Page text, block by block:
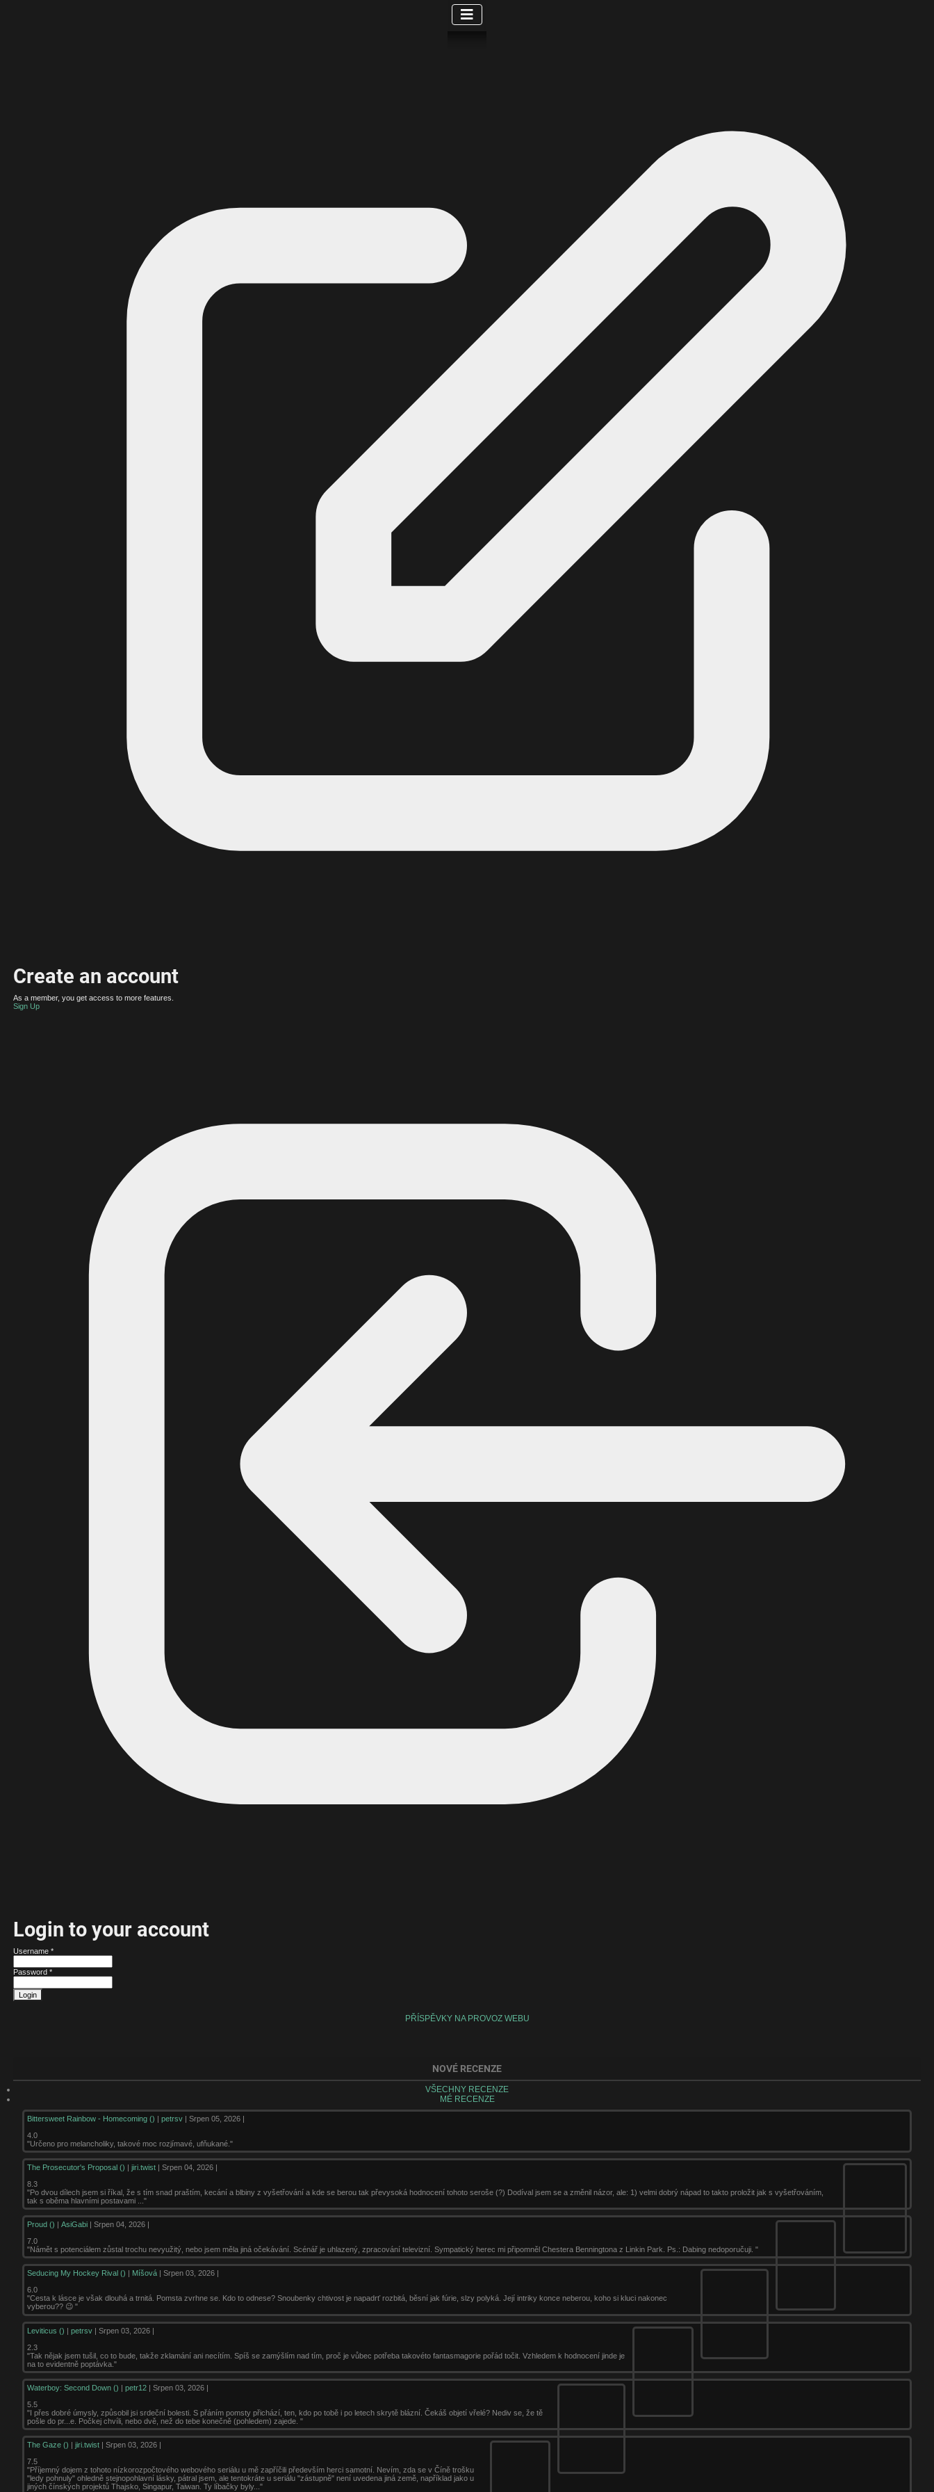
Create an account
As a member, you get access to more features.
Sign Up
Login to your account
Username*
Password*
Login
PŘÍSPĚVKY NA PROVOZ WEBU
NOVÉ RECENZE
VŠECHNY RECENZE
MÉ RECENZE
Bittersweet Rainbow - Homecoming () |petrsv | Srpen 05, 2026 |
4.0
"Určeno pro melancholiky, takové moc rozjímavé, ufňukané."
The Prosecutor's Proposal () |jiri.twist | Srpen 04, 2026 |
8.3
"Po dvou dílech jsem si říkal, že s tím snad praštím, kecání a blbiny z vyšetřování a kde se berou tak převysoká hodnocení tohoto seroše (?) Dodíval jsem se a změnil názor, ale: 1) velmi dobrý nápad to takto proložit jak s vyšetřováním,
tak s oběma hlavními postavami ..."
Proud () |AsiGabi | Srpen 04, 2026 |
7.0
"Námět s potenciálem zůstal trochu nevyužitý, nebo jsem měla jiná očekávání. Scénář je uhlazený, zpracování televizní. Sympatický herec mi připomněl Chestera Benningtona z Linkin Park. Ps.: Dabing nedoporučuji. "
Seducing My Hockey Rival () Míšová | Srpen 03, 2026 |
6.0
"Cesta k lásce je však dlouhá a trnitá. Pomsta zvrhne se. Kdo to odnese? Snoubenky chtivost je napadrť rozbitá, běsní jak fúrie, slzy polyká. Její intriky konce neberou, koho si kluci nakonec
vyberou?? 😉 "
Leviticus () |petrsv | Srpen 03, 2026 |
2.3
"Tak nějak jsem tušil, co to bude, takže zklamání ani necítím. Spíš se zamýšlím nad tím, proč je vůbec potřeba takovéto fantasmagorie pořád točit. Vzhledem k hodnocení jinde je
na to evidentně poptávka."
Waterboy: Second Down () |petr12 | Srpen 03, 2026 |
5.5
"I přes dobré úmysly, způsobil jsi srdeční bolesti. S přáním pomsty přichází, ten, kdo po tobě i po letech skrytě blázní. Čekáš objetí vřelé? Nediv se, že tě
pošle do pr...e. Počkej chvíli, nebo dvě, než do tebe konečně (pohledem) zajede. "
The Gaze () |jiri.twist | Srpen 03, 2026 |
7.5
"Příjemný dojem z tohoto nízkorozpočtového webového seriálu u mě zapříčili především herci samotní. Nevím, zda se v Číně trošku
"ledy pohnuly" ohledně stejnopohlavní lásky, pátral jsem, ale tentokráte u seriálu "zástupně" není uvedena jiná země, například jako u
jiných čínských projektů Thajsko, Singapur, Taiwan. Ty líbačky byly..."